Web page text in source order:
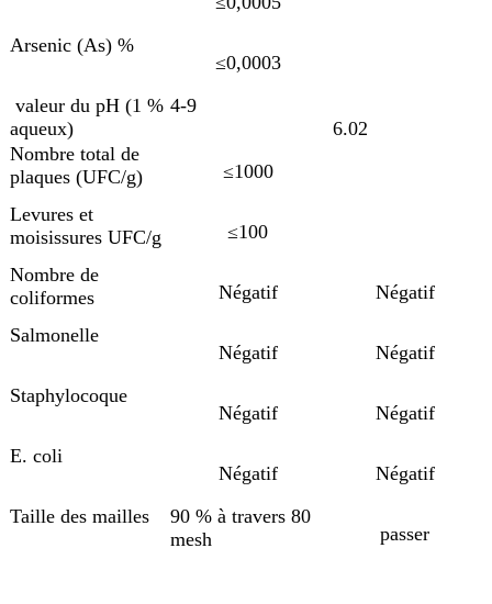
Arsenic (As) %
≤0,0003
valeur du pH (1 %
aqueux)
4-9
6.02
Nombre total de
plaques (UFC/g)
≤1000
Levures et
moisissures UFC/g
≤100
Nombre de
coliformes
Négatif
Négatif
Salmonelle
Négatif
Négatif
Staphylocoque
Négatif
Négatif
E. coli
Négatif
Négatif
Taille des mailles
90 % à travers 80
mesh
passer